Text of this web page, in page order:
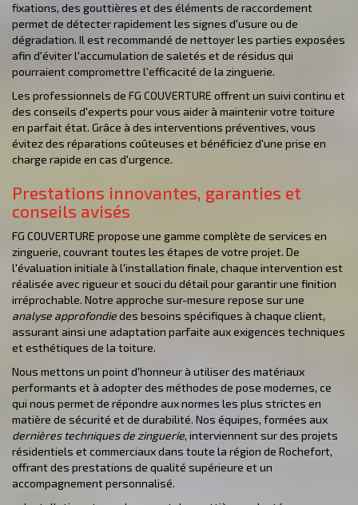
fixations, des gouttières et des éléments de raccordement
permet de détecter rapidement les signes d'usure ou de
dégradation. Il est recommandé de nettoyer les parties exposées
afin d'éviter l'accumulation de saletés et de résidus qui
pourraient compromettre l'efficacité de la zinguerie.
Les professionnels de FG COUVERTURE offrent un suivi continu et
des conseils d'experts pour vous aider à maintenir votre toiture
en parfait état. Grâce à des interventions préventives, vous
évitez des réparations coûteuses et bénéficiez d'une prise en
charge rapide en cas d'urgence.
Prestations innovantes, garanties et
conseils avisés
FG COUVERTURE propose une gamme complète de services en
zinguerie, couvrant toutes les étapes de votre projet. De
l'évaluation initiale à l'installation finale, chaque intervention est
réalisée avec rigueur et souci du détail pour garantir une finition
irréprochable. Notre approche sur-mesure repose sur une
analyse approfondiedes besoins spécifiques à chaque client,
assurant ainsi une adaptation parfaite aux exigences techniques
et esthétiques de la toiture.
Nous mettons un point d'honneur à utiliser des matériaux
performants et à adopter des méthodes de pose modernes, ce
qui nous permet de répondre aux normes les plus strictes en
matière de sécurité et de durabilité. Nos équipes, formées aux
dernières techniques de zinguerie, interviennent sur des projets
résidentiels et commerciaux dans toute la région de Rochefort,
offrant des prestations de qualité supérieure et un
accompagnement personnalisé.